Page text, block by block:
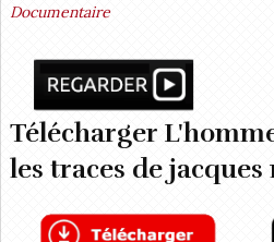
Documentaire
Télécharger
les traces de jacques